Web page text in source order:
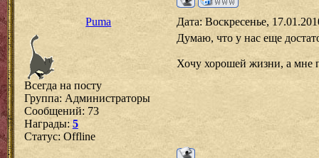
Puma Дата: Воскресенье,
Всегда на посту
Группа: Администраторы
Сообщений: 73
Награды: 5
Статус: Offline
Думаю, что у нас еще
Хочу хорошей жизни, а мне